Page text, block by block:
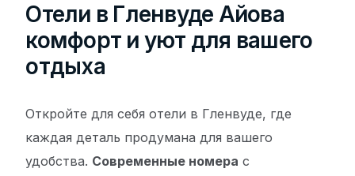
Отели в Гленвуде Айова
комфорт и уют для вашего
отдыха
Откройте для себя отели в Гленвуде, где
каждая деталь продумана для вашего
удобства. Современные номера с